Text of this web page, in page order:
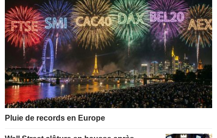
Pluie de records en Europe